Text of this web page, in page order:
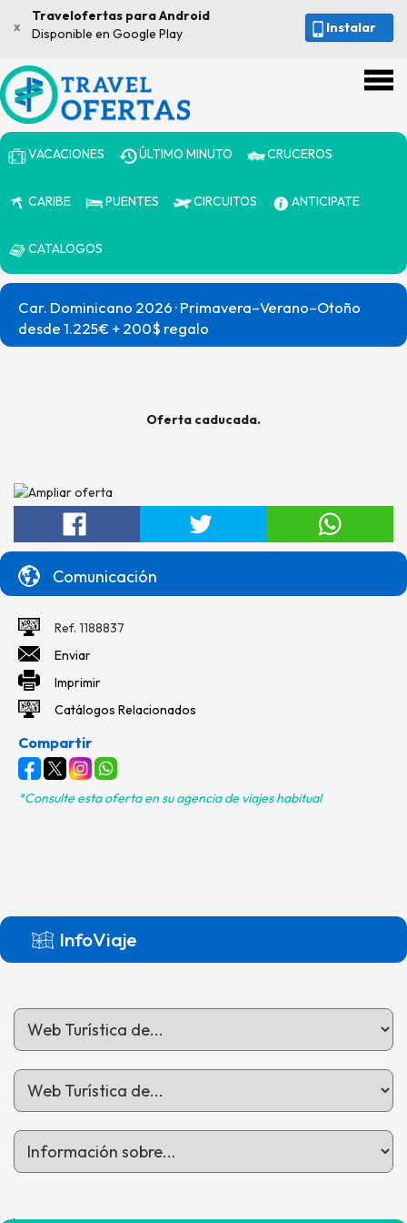
Instalar
x
Travelofertas para Android
Disponible en Google Play
VACACIONES ÚLTIMO MINUTO CRUCEROS
CARIBE PUENTES CIRCUITOS ANTICIPATE
CATALOGOS
Car. Dominicano 2026 · Primavera–Verano–Otoño
desde 1.225€ + 200$ regalo
Oferta caducada.
Comunicación
Ref. 1188837
Enviar
Imprimir
Catálogos Relacionados
Compartir
*Consulte esta oferta en su agencia de viajes habitual
InfoViaje